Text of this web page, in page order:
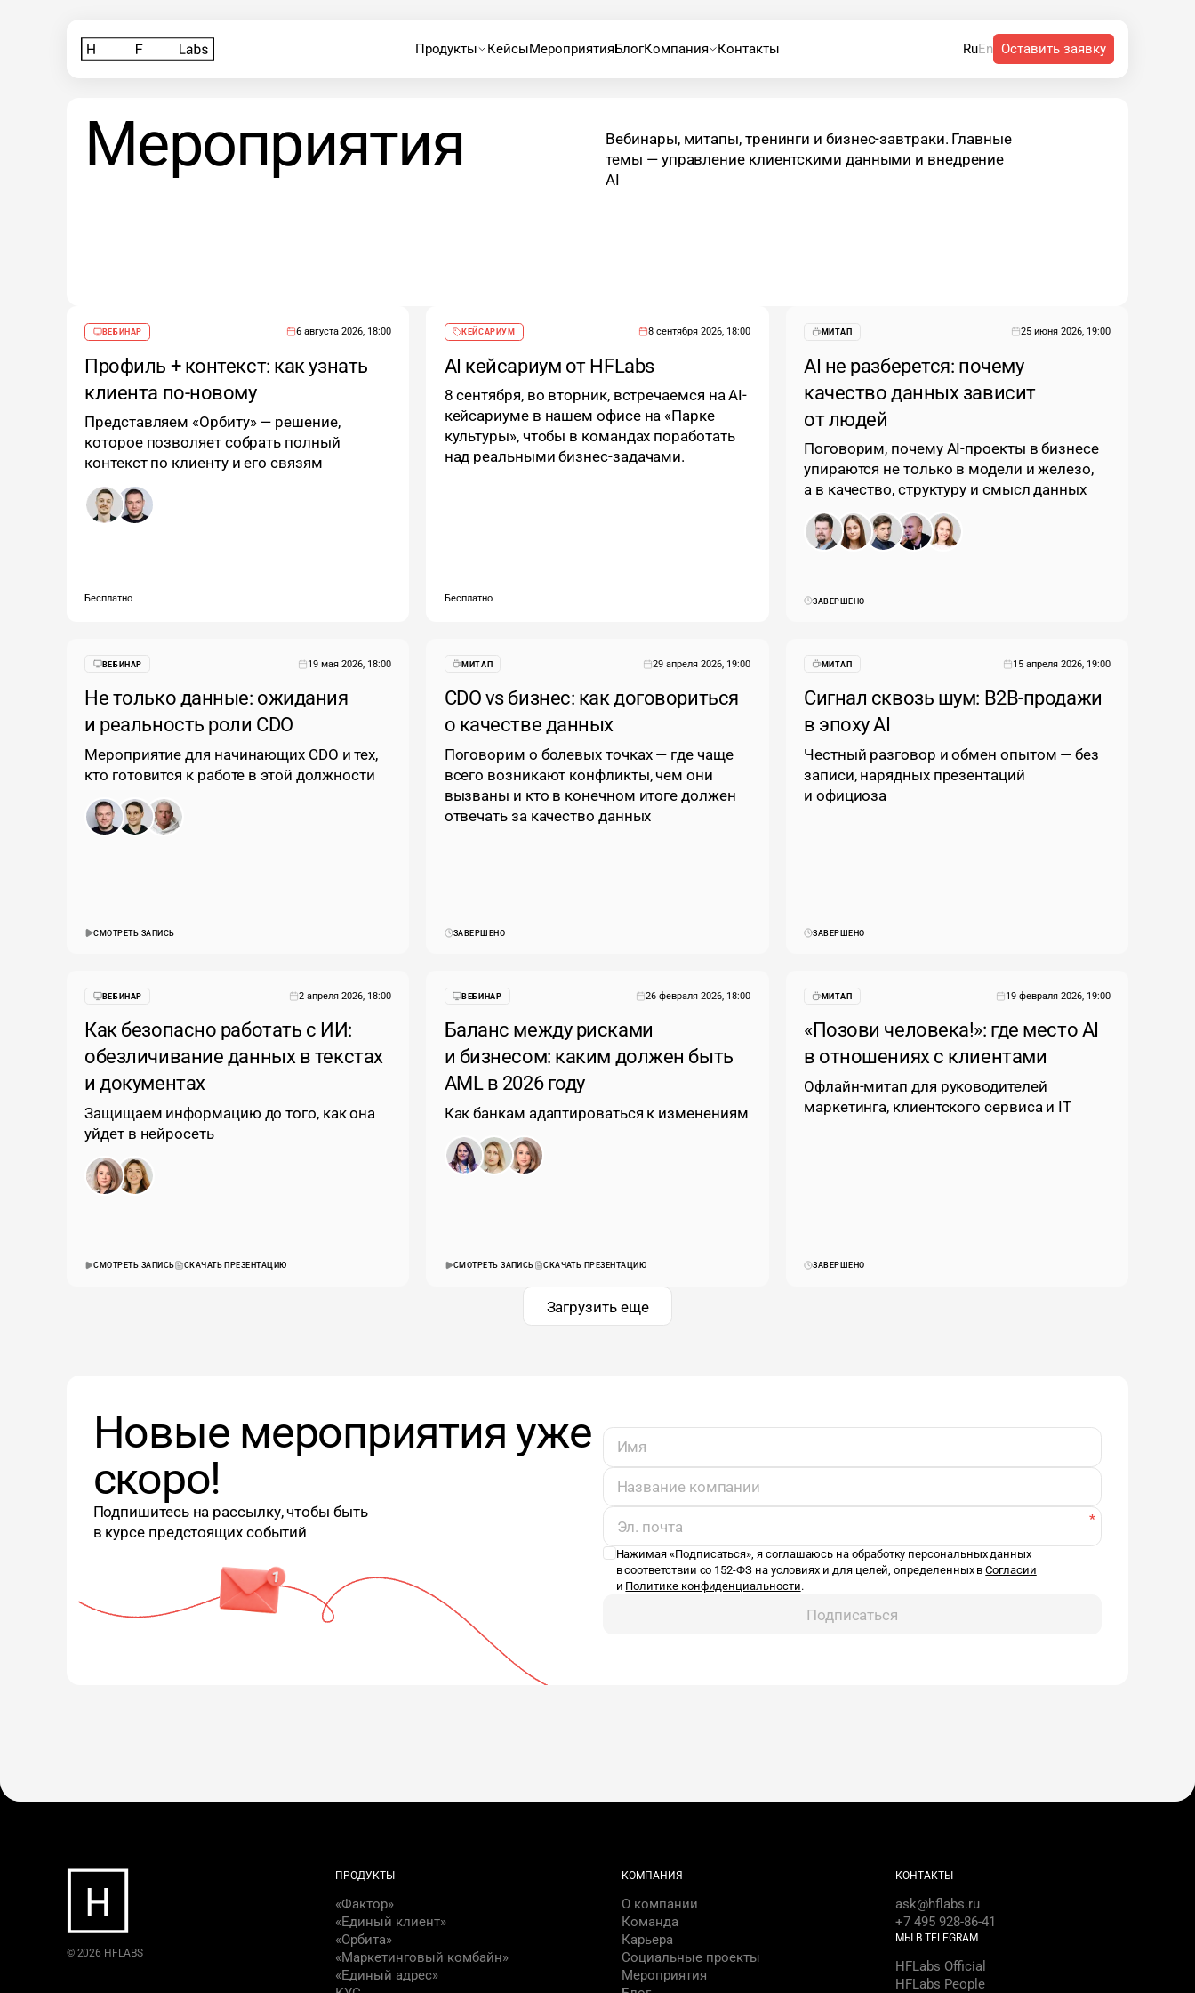
Продукты КейсыМероприятияБлогКомпания Контакты RuEn Оставить заявку
Мероприятия
Вебинары, митапы, тренинги и бизнес-завтраки. Главные
темы — управление клиентскими данными и внедрение
AI
ВЕБИНАР 6 августа 2026, 18:00
Профиль + контекст: как узнать
клиента по-новому
Представляем «Орбиту» — решение,
которое позволяет собрать полный
контекст по клиенту и его связям
Бесплатно
КЕЙСАРИУМ 8 сентября 2026, 18:00
AI кейсариум от HFLabs
8 сентября, во вторник, встречаемся на AI-
кейсариуме в нашем офисе на «Парке
культуры», чтобы в командах поработать
над реальными бизнес-задачами.
Бесплатно
МИТАП 25 июня 2026, 19:00
AI не разберется: почему
качество данных зависит
от людей
Поговорим, почему AI-проекты в бизнесе
упираются не только в модели и железо,
а в качество, структуру и смысл данных
ЗАВЕРШЕНО
ВЕБИНАР 19 мая 2026, 18:00
Не только данные: ожидания
и реальность роли CDO
Мероприятие для начинающих CDO и тех,
кто готовится к работе в этой должности
СМОТРЕТЬ ЗАПИСЬ
МИТАП 29 апреля 2026, 19:00
CDO vs бизнес: как договориться
о качестве данных
Поговорим о болевых точках — где чаще
всего возникают конфликты, чем они
вызваны и кто в конечном итоге должен
отвечать за качество данных
ЗАВЕРШЕНО
МИТАП 15 апреля 2026, 19:00
Сигнал сквозь шум: B2B-продажи
в эпоху AI
Честный разговор и обмен опытом — без
записи, нарядных презентаций
и официоза
ЗАВЕРШЕНО
ВЕБИНАР 2 апреля 2026, 18:00
Как безопасно работать с ИИ:
обезличивание данных в текстах
и документах
Защищаем информацию до того, как она
уйдет в нейросеть
СМОТРЕТЬ ЗАПИСЬ СКАЧАТЬ ПРЕЗЕНТАЦИЮ
ВЕБИНАР 26 февраля 2026, 18:00
Баланс между рисками
и бизнесом: каким должен быть
AML в 2026 году
Как банкам адаптироваться к изменениям
СМОТРЕТЬ ЗАПИСЬ СКАЧАТЬ ПРЕЗЕНТАЦИЮ
МИТАП 19 февраля 2026, 19:00
«Позови человека!»: где место AI
в отношениях с клиентами
Офлайн-митап для руководителей
маркетинга, клиентского сервиса и IT
ЗАВЕРШЕНО
Загрузить еще
Новые мероприятия уже
скоро!
Подпишитесь на рассылку, чтобы быть
в курсе предстоящих событий
*
Нажимая «Подписаться», я соглашаюсь на обработку персональных данных
в соответствии со 152-ФЗ на условиях и для целей, определенных вСогласии
и Политике конфиденциальности.
Подписаться
© 2026 HFLABS
ПРОДУКТЫ
«Фактор»
«Единый клиент»
«Орбита»
«Маркетинговый комбайн»
«Единый адрес»
КОМПАНИЯ
О компании
Команда
Карьера
Социальные проекты
Мероприятия
КОНТАКТЫ
ask@hflabs.ru
+7 495 928-86-41
МЫ В TELEGRAM
HFLabs Official
HFLabs People